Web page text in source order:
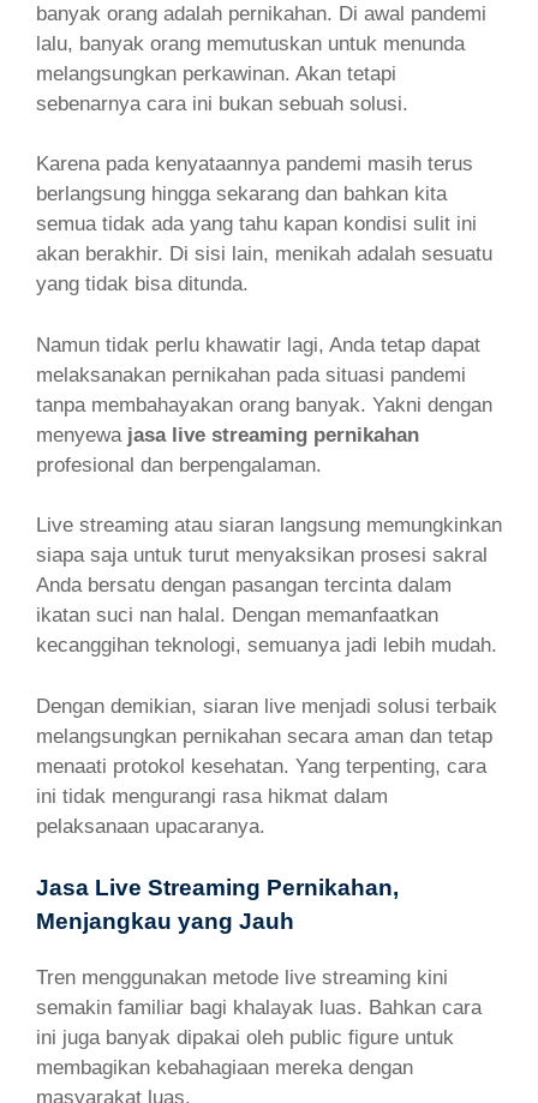
banyak orang adalah pernikahan. Di awal pandemi
lalu, banyak orang memutuskan untuk menunda
melangsungkan perkawinan. Akan tetapi
sebenarnya cara ini bukan sebuah solusi.
Karena pada kenyataannya pandemi masih terus
berlangsung hingga sekarang dan bahkan kita
semua tidak ada yang tahu kapan kondisi sulit ini
akan berakhir. Di sisi lain, menikah adalah sesuatu
yang tidak bisa ditunda.
Namun tidak perlu khawatir lagi, Anda tetap dapat
melaksanakan pernikahan pada situasi pandemi
tanpa membahayakan orang banyak. Yakni dengan
menyewa jasa live streaming pernikahan
profesional dan berpengalaman.
Live streaming atau siaran langsung memungkinkan
siapa saja untuk turut menyaksikan prosesi sakral
Anda bersatu dengan pasangan tercinta dalam
ikatan suci nan halal. Dengan memanfaatkan
kecanggihan teknologi, semuanya jadi lebih mudah.
Dengan demikian, siaran live menjadi solusi terbaik
melangsungkan pernikahan secara aman dan tetap
menaati protokol kesehatan. Yang terpenting, cara
ini tidak mengurangi rasa hikmat dalam
pelaksanaan upacaranya.
Jasa Live Streaming Pernikahan,
Menjangkau yang Jauh
Tren menggunakan metode live streaming kini
semakin familiar bagi khalayak luas. Bahkan cara
ini juga banyak dipakai oleh public figure untuk
membagikan kebahagiaan mereka dengan
masyarakat luas.